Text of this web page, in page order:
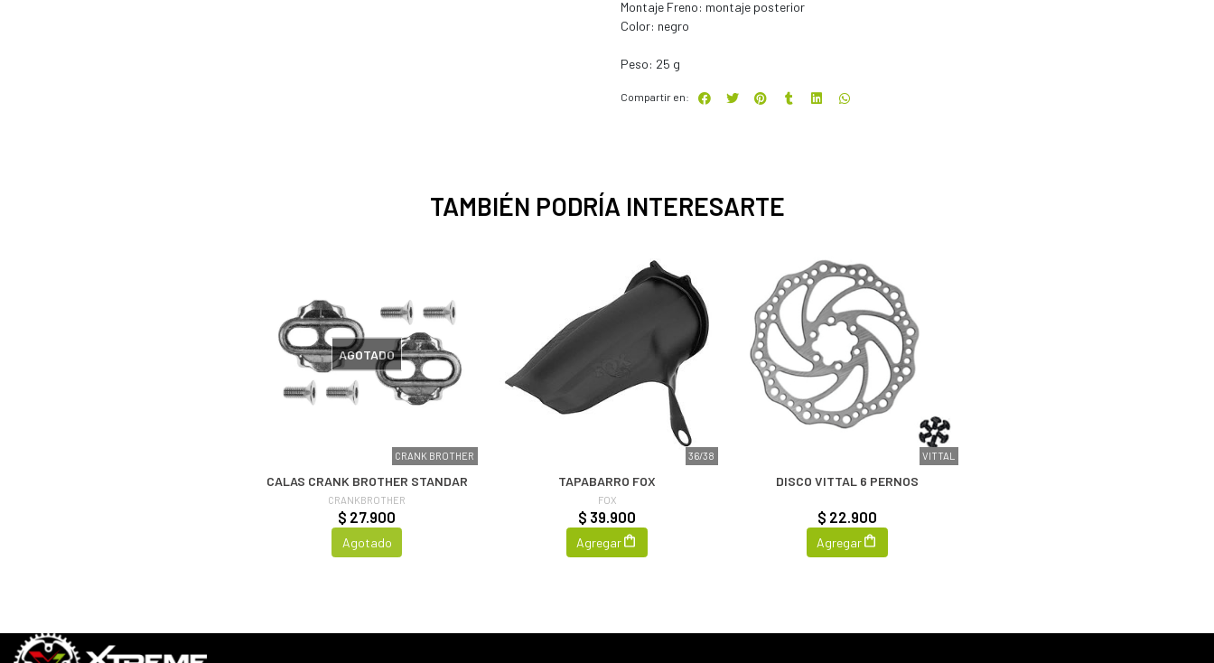
Montaje Freno: montaje posterior
Color: negro
Peso: 25 g
Compartir en:
TAMBIÉN PODRÍA INTERESARTE
CRANK BROTHER
AGOTADO
CALAS CRANK BROTHER STANDAR
CRANKBROTHER
$ 27.900
Agotado
36/38
TAPABARRO FOX
FOX
$ 39.900
Agregar
VITTAL
DISCO VITTAL 6 PERNOS
$ 22.900
Agregar